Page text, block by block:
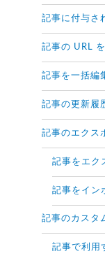
記事に付与さ
記事の URL
記事を一括編
記事の更新履
記事のエクス
記事をエク
記事をイン
記事のカスタ
記事で利用